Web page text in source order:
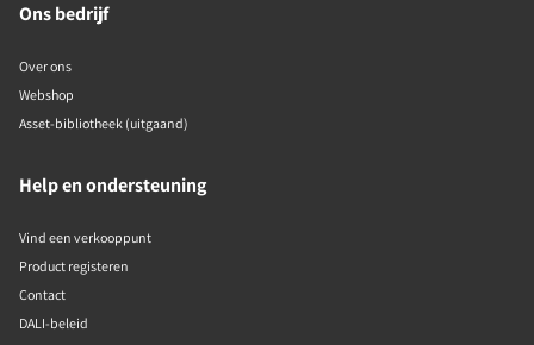
Ons bedrijf
Over ons
Webshop
Asset-bibliotheek (uitgaand)
Help en ondersteuning
Vind een verkooppunt
Product registeren
Contact
DALI-beleid